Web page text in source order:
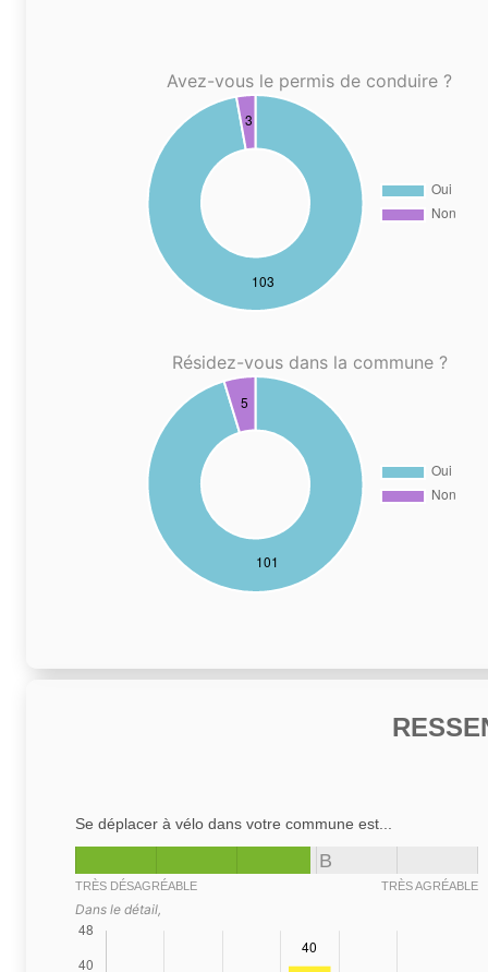
Avez-vous le permis de conduire ?
Résidez-vous dans la commune ?
Se déplacer à vélo dans votre commune est...
B
TRÈS DÉSAGRÉABLE TRÈS AGRÉABLE
Dans le détail,